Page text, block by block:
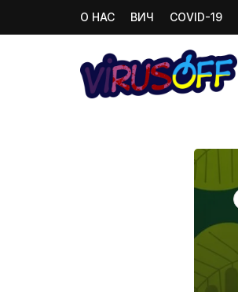
О НАС ВИЧ COVID-19